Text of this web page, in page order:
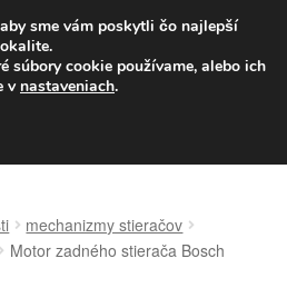
233 221 276
mechanizmy stieračov
Motor zadného stierača Bosch
sme vám poskytli čo najlepší
súbory cookie používame, alebo ich
v nastaveniach.